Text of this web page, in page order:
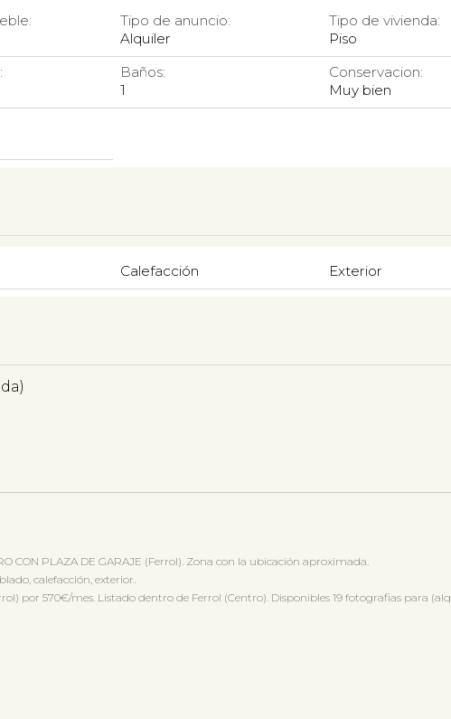
Tipo de anuncio:
Alquiler
Tipo de vivienda:
Piso
Baños:
1
Conservacion:
Muy bien
Calefacción Exterior
CON PLAZA DE GARAJE (Ferrol). Zona con la ubicación aproximada.
calefacción, exterior.
por 570€/mes. Listado dentro de Ferrol (Centro). Disponibles 19 fotografias para